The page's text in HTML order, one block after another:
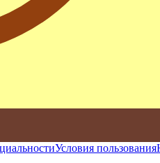
Условия пользования